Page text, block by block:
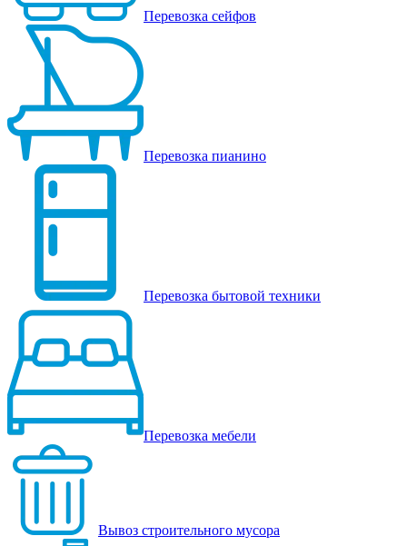
Перевозка сейфов
Перевозка пианино
Перевозка бытовой техники
Перевозка мебели
Вывоз строительного мусора